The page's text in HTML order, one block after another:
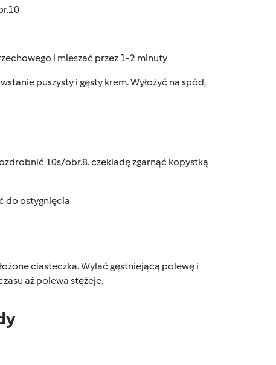
i mieszać przez 1-2 minuty
puszysty i gęsty krem. Wyłożyć na spód,
10s/obr.8. czekladę zgarnąć kopystką
do ostygnięcia
ciasteczka. Wylać gęstniejącą polewę i
aż polewa stężeje.